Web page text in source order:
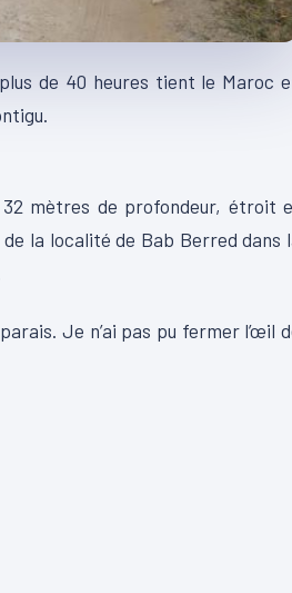
de 40 heures tient le Maroc
mètres de profondeur, étroit
la localité de Bab Berred dans
Je n’ai pas pu fermer l’œil